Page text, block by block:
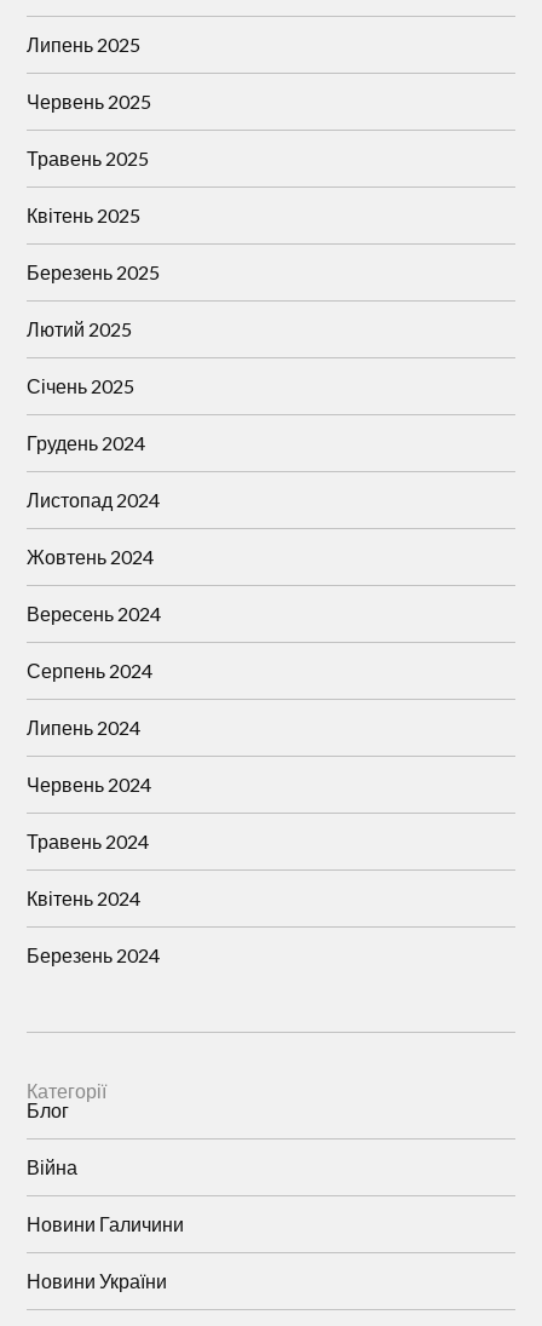
Липень 2025
Червень 2025
Травень 2025
Квітень 2025
Березень 2025
Лютий 2025
Січень 2025
Грудень 2024
Листопад 2024
Жовтень 2024
Вересень 2024
Серпень 2024
Липень 2024
Червень 2024
Травень 2024
Квітень 2024
Березень 2024
Категорії
Блог
Війна
Новини Галичини
Новини України